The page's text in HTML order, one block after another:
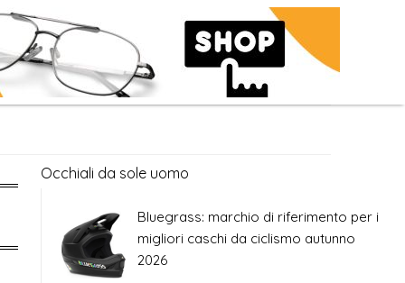
Occhiali da sole uomo
Bluegrass: marchio di riferimento per i
migliori caschi da ciclismo autunno
2026